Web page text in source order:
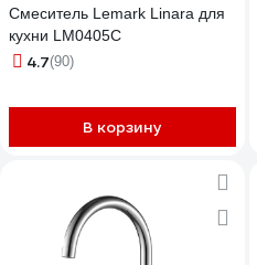
Смеситель Lemark Linara для
кухни LM0405C
4.7(90)
В корзину